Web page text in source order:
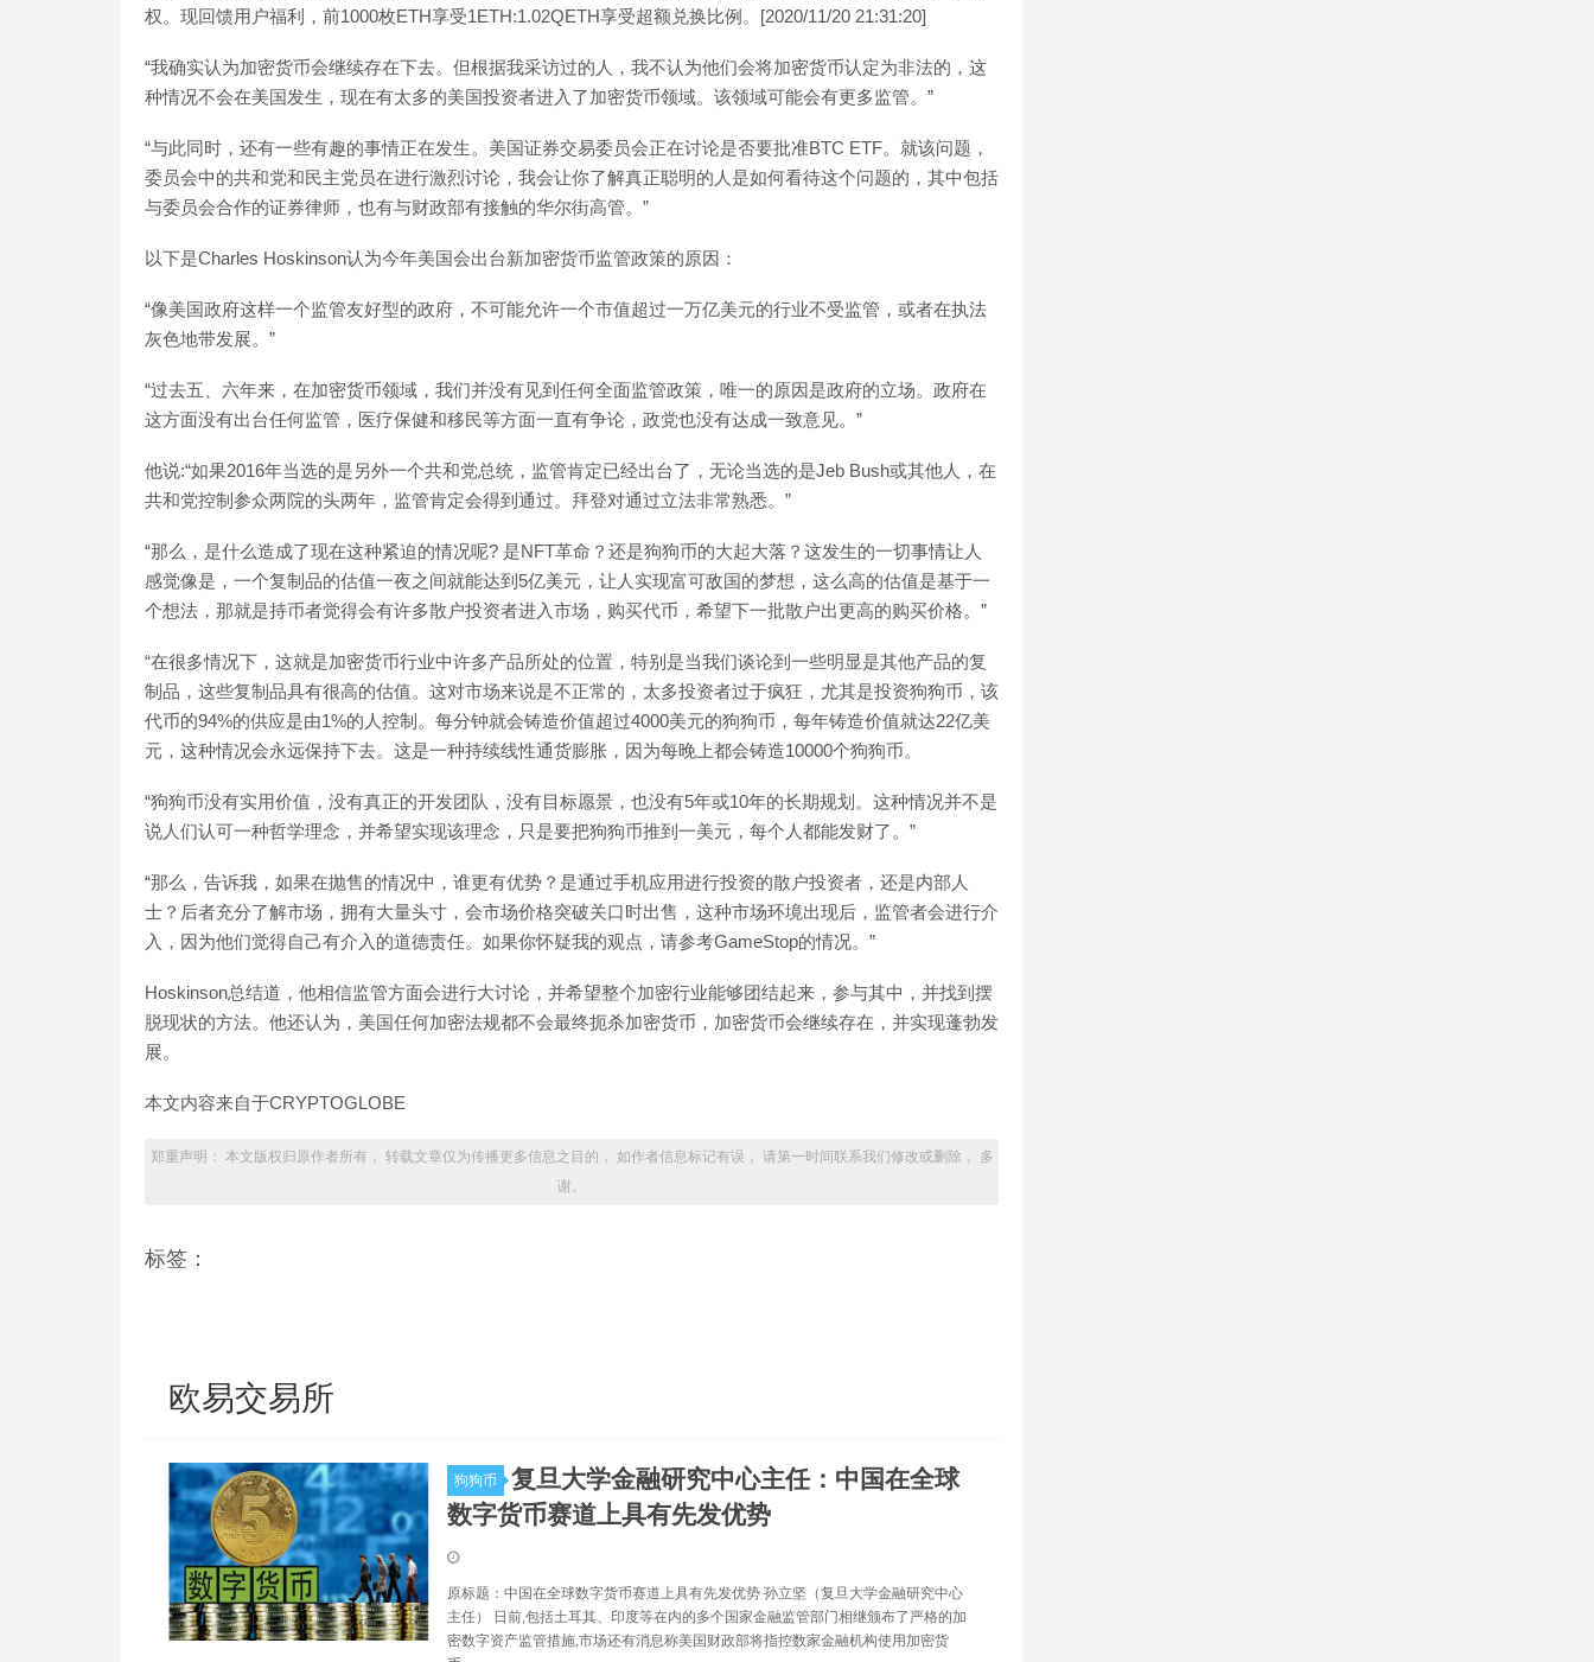
权。现回馈用户福利，前1000枚ETH享受1ETH:1.02QETH享受超额兑换比例。[2020/11/20 21:31:20]
“我确实认为加密货币会继续存在下去。但根据我采访过的人，我不认为他们会将加密货币认定为非法的，这
种情况不会在美国发生，现在有太多的美国投资者进入了加密货币领域。该领域可能会有更多监管。”
“与此同时，还有一些有趣的事情正在发生。美国证券交易委员会正在讨论是否要批准BTC ETF。就该问题，
委员会中的共和党和民主党员在进行激烈讨论，我会让你了解真正聪明的人是如何看待这个问题的，其中包括
与委员会合作的证券律师，也有与财政部有接触的华尔街高管。”
以下是Charles Hoskinson认为今年美国会出台新加密货币监管政策的原因：
“像美国政府这样一个监管友好型的政府，不可能允许一个市值超过一万亿美元的行业不受监管，或者在执法
灰色地带发展。”
“过去五、六年来，在加密货币领域，我们并没有见到任何全面监管政策，唯一的原因是政府的立场。政府在
这方面没有出台任何监管，医疗保健和移民等方面一直有争论，政党也没有达成一致意见。”
他说:“如果2016年当选的是另外一个共和党总统，监管肯定已经出台了，无论当选的是Jeb Bush或其他人，在
共和党控制参众两院的头两年，监管肯定会得到通过。拜登对通过立法非常熟悉。”
“那么，是什么造成了现在这种紧迫的情况呢? 是NFT革命？还是狗狗币的大起大落？这发生的一切事情让人
感觉像是，一个复制品的估值一夜之间就能达到5亿美元，让人实现富可敌国的梦想，这么高的估值是基于一
个想法，那就是持币者觉得会有许多散户投资者进入市场，购买代币，希望下一批散户出更高的购买价格。”
“在很多情况下，这就是加密货币行业中许多产品所处的位置，特别是当我们谈论到一些明显是其他产品的复
制品，这些复制品具有很高的估值。这对市场来说是不正常的，太多投资者过于疯狂，尤其是投资狗狗币，该
代币的94%的供应是由1%的人控制。每分钟就会铸造价值超过4000美元的狗狗币，每年铸造价值就达22亿美
元，这种情况会永远保持下去。这是一种持续线性通货膨胀，因为每晚上都会铸造10000个狗狗币。
“狗狗币没有实用价值，没有真正的开发团队，没有目标愿景，也没有5年或10年的长期规划。这种情况并不是
说人们认可一种哲学理念，并希望实现该理念，只是要把狗狗币推到一美元，每个人都能发财了。”
“那么，告诉我，如果在抛售的情况中，谁更有优势？是通过手机应用进行投资的散户投资者，还是内部人
士？后者充分了解市场，拥有大量头寸，会市场价格突破关口时出售，这种市场环境出现后，监管者会进行介
入，因为他们觉得自己有介入的道德责任。如果你怀疑我的观点，请参考GameStop的情况。”
Hoskinson总结道，他相信监管方面会进行大讨论，并希望整个加密行业能够团结起来，参与其中，并找到摆
脱现状的方法。他还认为，美国任何加密法规都不会最终扼杀加密货币，加密货币会继续存在，并实现蓬勃发
展。
本文内容来自于CRYPTOGLOBE
郑重声明： 本文版权归原作者所有， 转载文章仅为传播更多信息之目的， 如作者信息标记有误， 请第一时间联系我们修改或删除， 多
谢。
标签：
欧易交易所
狗狗币
复旦大学金融研究中心主任：中国在全球
数字货币赛道上具有先发优势
原标题：中国在全球数字货币赛道上具有先发优势 孙立坚（复旦大学金融研究中心
主任） 日前,包括土耳其、印度等在内的多个国家金融监管部门相继颁布了严格的加
密数字资产监管措施,市场还有消息称美国财政部将指控数家金融机构使用加密货